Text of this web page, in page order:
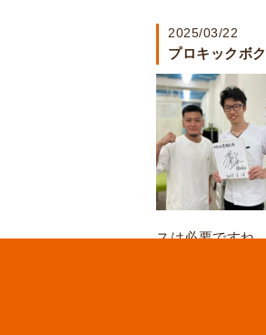
2025/03/22
プロキックボ
スは必要ですね